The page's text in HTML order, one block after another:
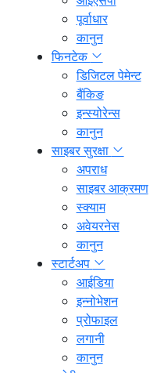
पूर्वाधार
कानुन
फिनटेक
डिजिटल पेमेन्ट
बैंकिङ
इन्स्योरेन्स
कानुन
साइबर सुरक्षा
अपराध
साइबर आक्रमण
स्क्याम
अवेयरनेस
कानुन
स्टार्टअप
आईडिया
इन्नोभेशन
प्रोफाइल
लगानी
कानुन